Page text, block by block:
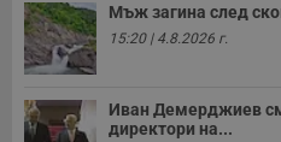
Мъж загина след
15:20 | 4.8.2026 г.
Иван Демерджиев
директори на...